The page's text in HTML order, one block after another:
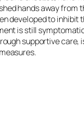
hands away from
developed to inhibit
is still
supportive care,